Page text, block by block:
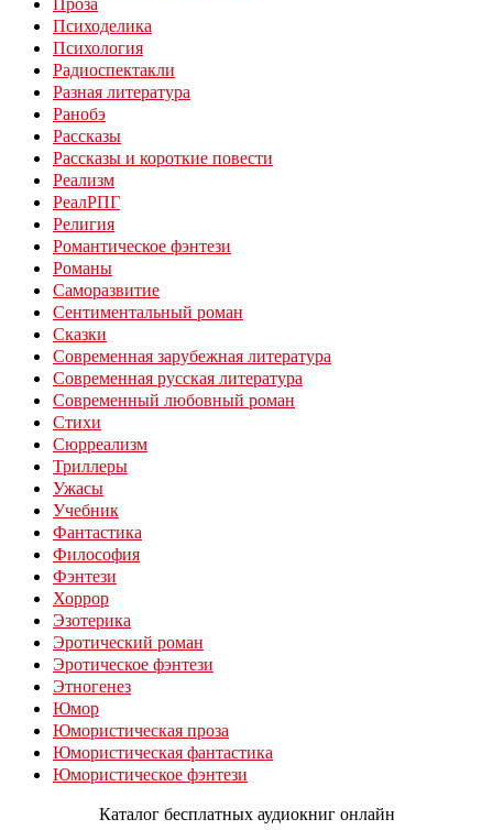
Психоделика
Психология
Радиоспектакли
Разная литература
Ранобэ
Рассказы
Рассказы и короткие повести
Реализм
РеалРПГ
Религия
Романтическое фэнтези
Романы
Саморазвитие
Сентиментальный роман
Сказки
Современная зарубежная литература
Современная русская литература
Современный любовный роман
Стихи
Сюрреализм
Триллеры
Ужасы
Учебник
Фантастика
Философия
Фэнтези
Хоррор
Эзотерика
Эротический роман
Эротическое фэнтези
Этногенез
Юмор
Юмористическая проза
Юмористическая фантастика
Юмористическое фэнтези
Каталог бесплатных аудиокниг онлайн